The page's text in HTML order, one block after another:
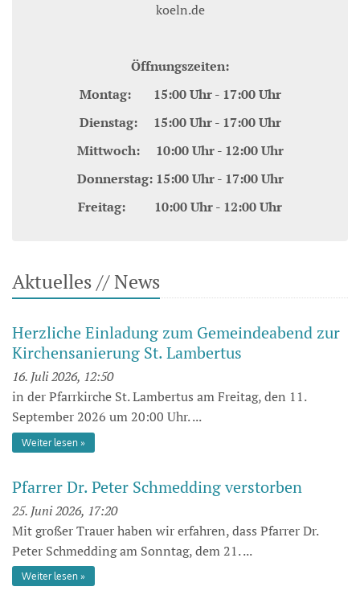
koeln.de
Öffnungszeiten:
Montag: 15:00 Uhr - 17:00 Uhr
Dienstag: 15:00 Uhr - 17:00 Uhr
Mittwoch: 10:00 Uhr - 12:00 Uhr
Donnerstag: 15:00 Uhr - 17:00 Uhr
Freitag: 10:00 Uhr - 12:00 Uhr
Aktuelles // News
Herzliche Einladung zum Gemeindeabend zur
Kirchensanierung St. Lambertus
16. Juli 2026, 12:50
in der Pfarrkirche St. Lambertus am Freitag, den 11.
September 2026 um 20:00 Uhr. ...
Weiter lesen
Pfarrer Dr. Peter Schmedding verstorben
25. Juni 2026, 17:20
Mit großer Trauer haben wir erfahren, dass Pfarrer Dr.
Peter Schmedding am Sonntag, dem 21. ...
Weiter lesen